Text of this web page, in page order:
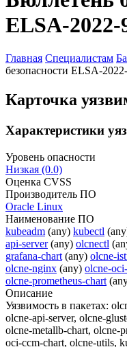
ELSA-2022-
Главная Специалистам
безопасности ELSA-
Карточка
Характеристики
Уровень опасности
Низкая (0.0)
Оценка CVSS
Производитель ПО
Oracle Linux
Наименование ПО
kubeadm (any) kubectl
api-server(any) olcnectl
grafana-chart (any) olcne-
olcne-nginx (any) olcne-
olcne-prometheus-chart
Описание
Уязвимость в пакетах:
olcne-api-server, olcne-
olcne-metallb-chart, olcne-
oci-ccm-chart, olcne-utils,